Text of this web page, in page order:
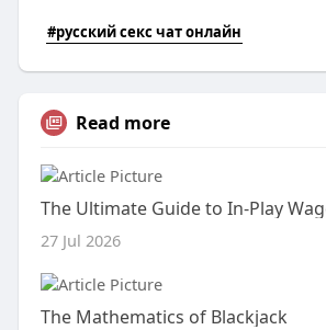
#русский секс чат онлайн
Read more
The Ultimate Guide to In-Play
27 Jul 2026
The Mathematics of Blackjack